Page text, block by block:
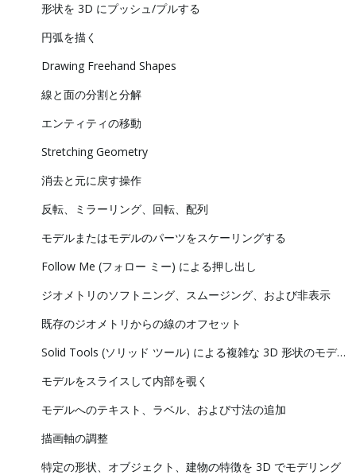
形状を 3D にプッシュ/プルする
円弧を描く
Drawing Freehand Shapes
線と面の分割と分解
エンティティの移動
Stretching Geometry
消去と元に戻す操作
反転、ミラーリング、回転、配列
モデルまたはモデルのパーツをスケーリングする
Follow Me (フォロー ミー) による押し出し
ジオメトリのソフトニング、スムージング、および非表示
既存のジオメトリからの線のオフセット
Solid Tools (ソリッド ツール) による複雑な 3D 形状のモデリング
モデルをスライスして内部を覗く
モデルへのテキスト、ラベル、および寸法の追加
描画軸の調整
特定の形状、オブジェクト、建物の特徴を 3D でモデリング